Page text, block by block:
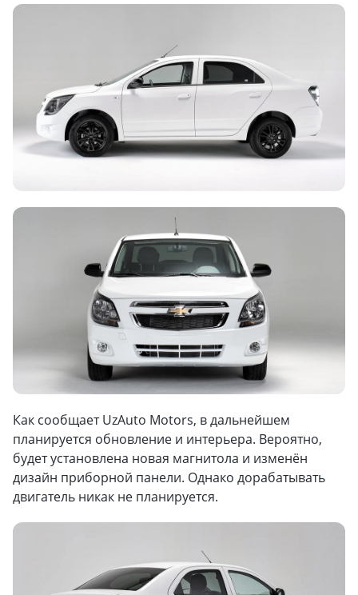
Как сообщает UzAuto Motors, в дальнейшем
планируется обновление и интерьера. Вероятно,
будет установлена новая магнитола и изменён
дизайн приборной панели. Однако дорабатывать
двигатель никак не планируется.